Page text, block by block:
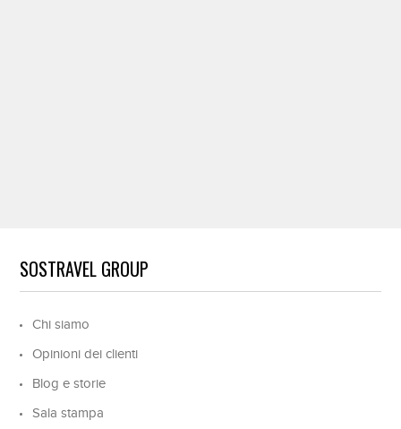
SOSTRAVEL GROUP
Chi siamo
Opinioni dei clienti
Blog e storie
Sala stampa